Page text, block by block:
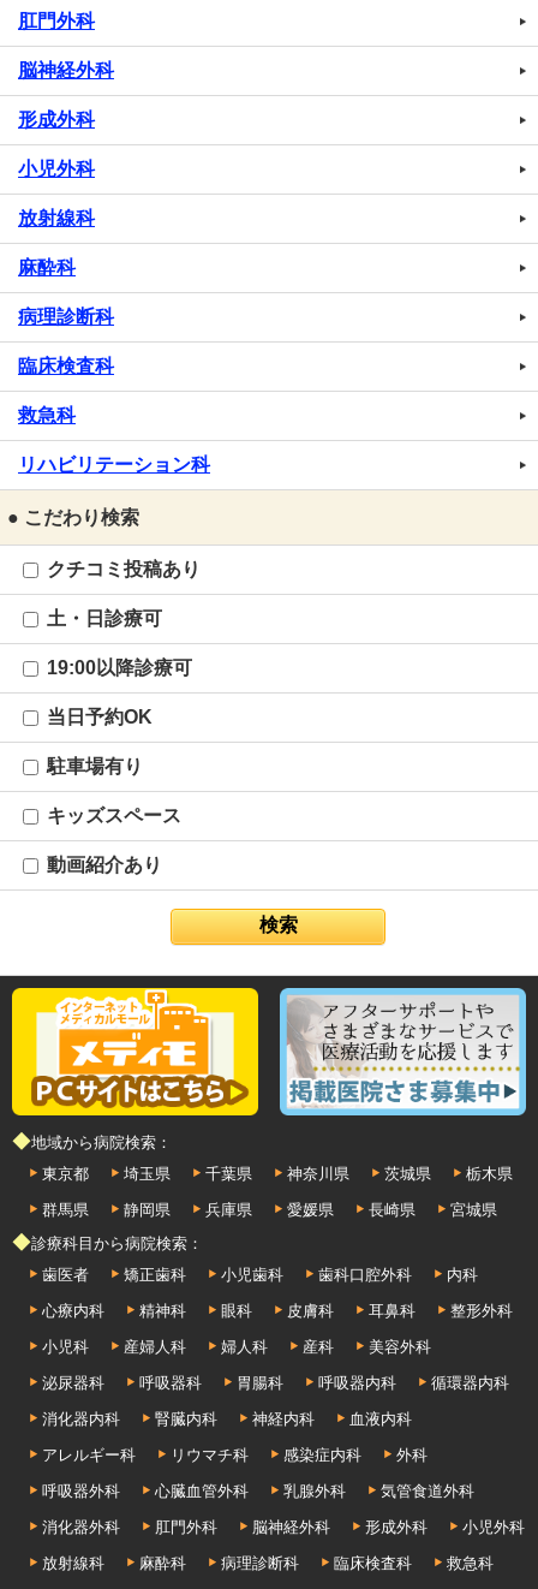
肛門外科
脳神経外科
形成外科
小児外科
放射線科
麻酔科
病理診断科
臨床検査科
救急科
リハビリテーション科
● こだわり検索
クチコミ投稿あり
土・日診療可
19:00以降診療可
当日予約OK
駐車場有り
キッズスペース
動画紹介あり
◆地域から病院検索：
東京都
埼玉県 千葉県 神奈川県 茨城県
栃木県
群馬県
静岡県 兵庫県 愛媛県 長崎県
宮城県
◆診療科目から病院検索：
歯医者
矯正歯科 小児歯科 歯科口腔外科
内科
心療内科
精神科 眼科 皮膚科 耳鼻科
整形外科
小児科
産婦人科 婦人科 産科
美容外科
泌尿器科
呼吸器科 胃腸科 呼吸器内科
循環器内科
消化器内科
腎臓内科 神経内科
血液内科
アレルギー科
リウマチ科 感染症内科
外科
呼吸器外科
心臓血管外科 乳腺外科
気管食道外科
消化器外科
肛門外科 脳神経外科 形成外科
小児外科
放射線科
麻酔科 病理診断科 臨床検査科 救急科